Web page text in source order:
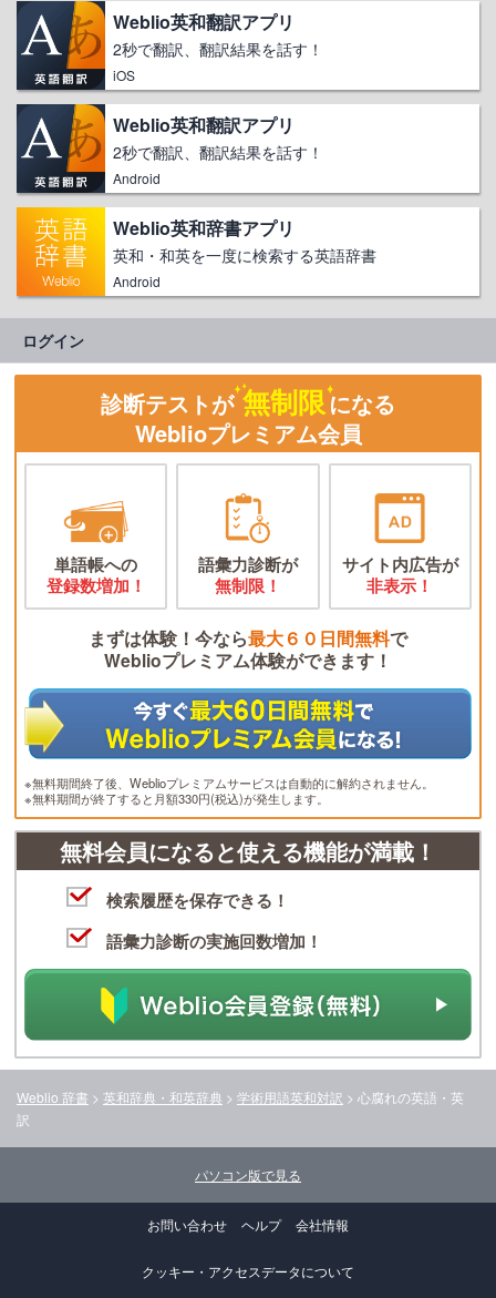
Weblio英和翻訳アプリ
2秒で翻訳、翻訳結果を話す！
iOS
Weblio英和翻訳アプリ
2秒で翻訳、翻訳結果を話す！
Android
Weblio英和辞書アプリ
英和・和英を一度に検索する英語辞書
Android
ログイン
診断テストが 無制限になる
Weblioプレミアム会員
単語帳への
登録数増加！
語彙力診断が
無制限！
サイト内広告が
非表示！
まずは体験！今なら最大６０日間無料で
Weblioプレミアム体験ができます！
※無料期間終了後、Weblioプレミアムサービスは自動的に解約されません。
※無料期間が終了すると月額330円(税込)が発生します。
無料会員になると使える機能が満載！
検索履歴を保存できる！
語彙力診断の実施回数増加！
Weblio 辞書 > 英和辞典・和英辞典 > 学術用語英和対訳 > 心腐れの英語・英
訳
パソコン版で見る
お問い合わせ ヘルプ 会社情報
クッキー・アクセスデータについて